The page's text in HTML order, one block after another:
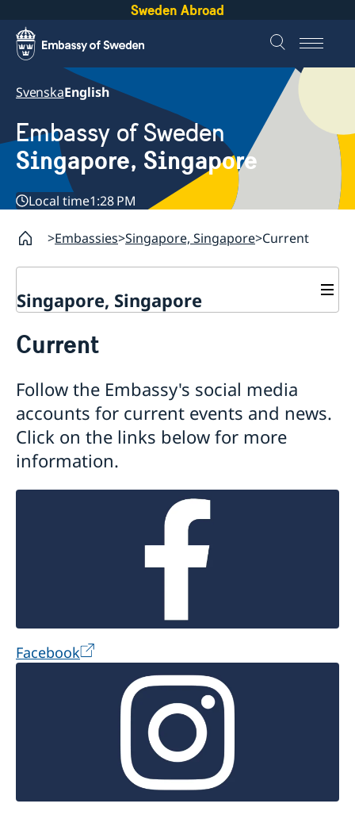
Sweden Abroad
SvenskaEnglish
Embassy of Sweden
Singapore, Singapore
Local time1:28 PM
Embassies Singapore, Singapore Current
Singapore, Singapore
About us
GDPR Data Protection Policy
GDPR - Alumni Network
Current
Follow the Embassy's social media
accounts for current events and news.
Click on the links below for more
information.
Facebook